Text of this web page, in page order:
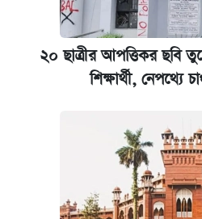
২০ ছাত্রীর আপত্তিকর ছবি
শিক্ষার্থী, নেপথ্যে